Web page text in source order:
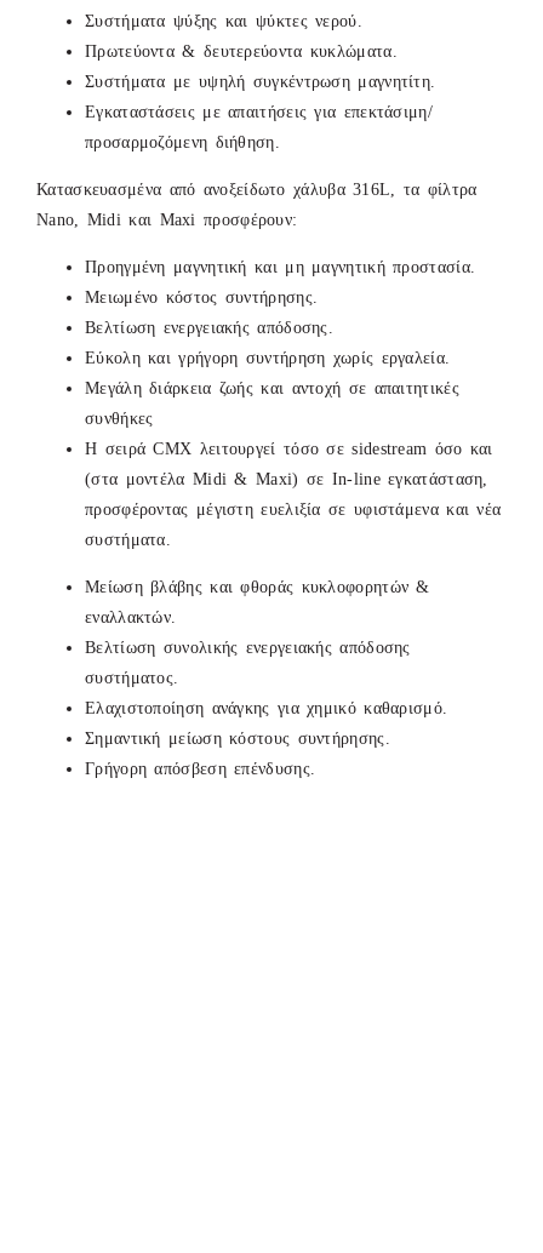
Συστήματα ψύξης και ψύκτες νερού.
Πρωτεύοντα & δευτερεύοντα κυκλώματα.
Συστήματα με υψηλή συγκέντρωση μαγνητίτη.
Εγκαταστάσεις με απαιτήσεις για επεκτάσιμη/
προσαρμοζόμενη διήθηση.
Κατασκευασμένα από ανοξείδωτο χάλυβα 316L, τα φίλτρα
Nano, Midi και Maxi προσφέρουν:
Προηγμένη μαγνητική και μη μαγνητική προστασία.
Μειωμένο κόστος συντήρησης.
Βελτίωση ενεργειακής απόδοσης.
Εύκολη και γρήγορη συντήρηση χωρίς εργαλεία.
Μεγάλη διάρκεια ζωής και αντοχή σε απαιτητικές
συνθήκες
Η σειρά CMX λειτουργεί τόσο σε sidestream όσο και
(στα μοντέλα Midi & Maxi) σε In-line εγκατάσταση,
προσφέροντας μέγιστη ευελιξία σε υφιστάμενα και νέα
συστήματα.
Μείωση βλάβης και φθοράς κυκλοφορητών &
εναλλακτών.
Βελτίωση συνολικής ενεργειακής απόδοσης
συστήματος.
Ελαχιστοποίηση ανάγκης για χημικό καθαρισμό.
Σημαντική μείωση κόστους συντήρησης.
Γρήγορη απόσβεση επένδυσης.